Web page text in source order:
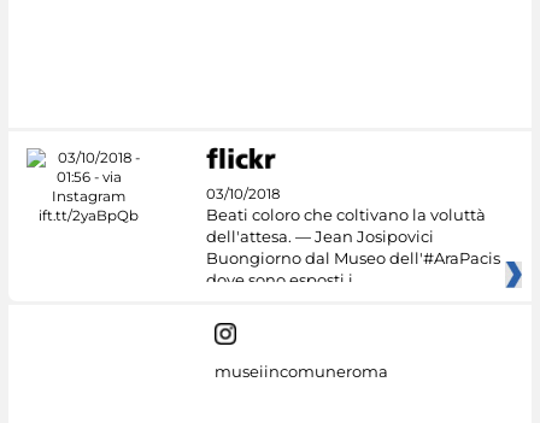
03/10/2018
Beati coloro che coltivano la voluttà
dell'attesa. — Jean Josipovici
Buongiorno dal Museo dell'#AraPacis
dove sono esposti i
museiincomuneroma